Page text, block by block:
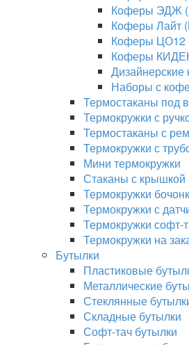
Коферы ЭДЖ
Коферы Лайт
Коферы ЦО12
Коферы
Наборы с
Термостаканы под
Термокружки с
Термостаканы с
Термокружки с
Мини термокружки
Стаканы с крышкой
Термокружки
Термокружки с
Термокружки софт-
Термокружки на
Бутылки
Пластиковые
Металлические
Стеклянные
Складные бутылки
Софт-тач бутылки